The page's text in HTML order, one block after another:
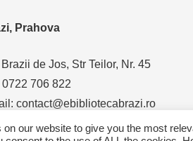
Prahova
de Jos, Str Teilor, Nr. 45
0722 706 822
contact@ebibliotecabrazi.ro
on our website to give you the most